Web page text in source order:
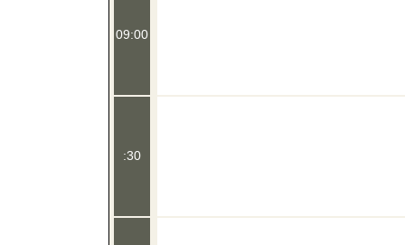
09:00
:30